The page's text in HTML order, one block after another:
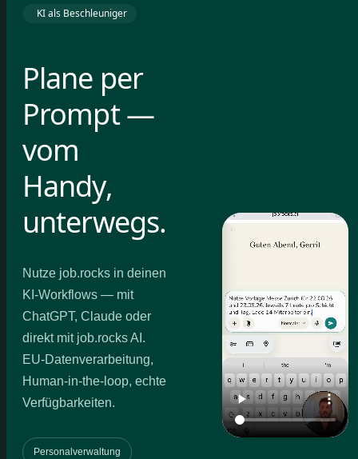
KI als Beschleuniger
Plane per
Prompt —
vom
Handy,
unterwegs.
Nutze job.rocks in deinen
KI-Workflows — mit
ChatGPT, Claude oder
direkt mit job.rocks AI.
EU-Datenverarbeitung,
Human-in-the-loop, echte
Verfügbarkeiten.
Personalverwaltung